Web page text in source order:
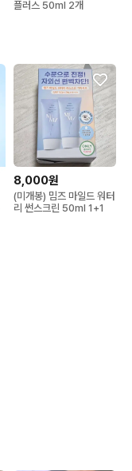
플러스 50ml 2개
8,000원
(미개봉) 밈즈 마일드 워터
리 썬스크린 50ml 1+1